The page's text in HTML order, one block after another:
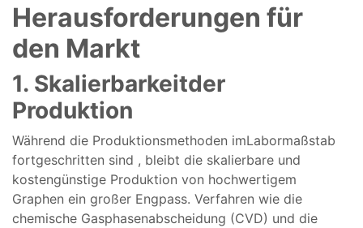
Herausforderungen für
den Markt
1. Skalierbarkeitder
Produktion
Während die Produktionsmethoden imLabormaßstab
fortgeschritten sind , bleibt die skalierbare und
kostengünstige Produktion von hochwertigem
Graphen ein großer Engpass. Verfahren wie die
chemische Gasphasenabscheidung (CVD) und die